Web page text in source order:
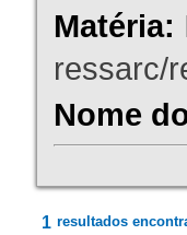
Matéria:
ressarc/
Nome
1 resultados